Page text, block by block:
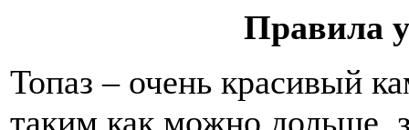
Правила
Топаз – очень красивый
таким как можно дольше,